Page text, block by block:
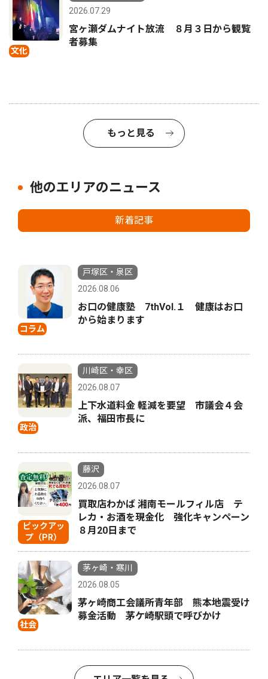
文化
2026.07.29
宮ヶ瀬ダムナイト放流 ８月３日から観覧
者募集
もっと見る
他のエリアのニュース
新着記事
コラム
戸塚区・泉区
2026.08.06
お口の健康塾 7thVol.１ 健康はお口
から始まります
政治
川崎区・幸区
2026.08.07
上下水道料金 軽減を要望 市議会４会
派、福田市長に
ピックアッ
プ（PR）
藤沢
2026.08.07
買取店わかば 湘南モールフィル店 テ
レカ・お酒を現金化 強化キャンペーン
８月20日まで
社会
茅ヶ崎・寒川
2026.08.05
茅ヶ崎商工会議所青年部 熊本地震受け
募金活動 茅ケ崎駅頭で呼びかけ